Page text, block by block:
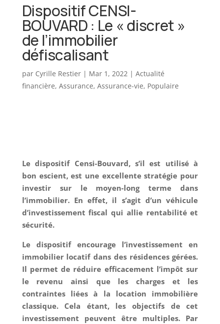
Dispositif CENSI-
BOUVARD : Le « discret »
de l’immobilier
défiscalisant
par Cyrille Restier| Mar 1, 2022| Actualité
financière, Assurance, Assurance-vie, Populaire
Le dispositif Censi-Bouvard, s’il est utilisé à
bon escient, est une excellente stratégie pour
investir sur le moyen-long terme dans
l’immobilier. En effet, il s’agit d’un véhicule
d’investissement fiscal qui allie rentabilité et
sécurité.
Le dispositif encourage l’investissement en
immobilier locatif dans des résidences gérées.
Il permet de réduire efficacement l’impôt sur
le revenu ainsi que les charges et les
contraintes liées à la location immobilière
classique. Cela étant, les objectifs de cet
investissement peuvent être multiples. Par